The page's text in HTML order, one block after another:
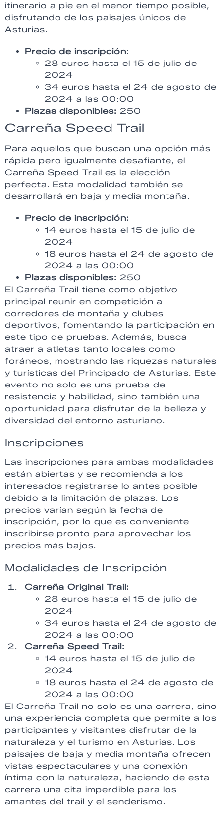
itinerario a pie en el menor tiempo posible,
disfrutando de los paisajes únicos de
Asturias.
Precio de inscripción:
28 euros hasta el 15 de julio de
2024
34 euros hasta el 24 de agosto de
2024 a las 00:00
Plazas disponibles: 250
Carreña Speed Trail
Para aquellos que buscan una opción más
rápida pero igualmente desafiante, el
Carreña Speed Trail es la elección
perfecta. Esta modalidad también se
desarrollará en baja y media montaña.
Precio de inscripción:
14 euros hasta el 15 de julio de
2024
18 euros hasta el 24 de agosto de
2024 a las 00:00
Plazas disponibles: 250
El Carreña Trail tiene como objetivo
principal reunir en competición a
corredores de montaña y clubes
deportivos, fomentando la participación en
este tipo de pruebas. Además, busca
atraer a atletas tanto locales como
foráneos, mostrando las riquezas naturales
y turísticas del Principado de Asturias. Este
evento no solo es una prueba de
resistencia y habilidad, sino también una
oportunidad para disfrutar de la belleza y
diversidad del entorno asturiano.
Inscripciones
Las inscripciones para ambas modalidades
están abiertas y se recomienda a los
interesados registrarse lo antes posible
debido a la limitación de plazas. Los
precios varían según la fecha de
inscripción, por lo que es conveniente
inscribirse pronto para aprovechar los
precios más bajos.
Modalidades de Inscripción
Carreña Original Trail:
28 euros hasta el 15 de julio de
2024
34 euros hasta el 24 de agosto de
2024 a las 00:00
Carreña Speed Trail:
14 euros hasta el 15 de julio de
2024
18 euros hasta el 24 de agosto de
2024 a las 00:00
El Carreña Trail no solo es una carrera, sino
una experiencia completa que permite a los
participantes y visitantes disfrutar de la
naturaleza y el turismo en Asturias. Los
paisajes de baja y media montaña ofrecen
vistas espectaculares y una conexión
íntima con la naturaleza, haciendo de esta
carrera una cita imperdible para los
amantes del trail y el senderismo.